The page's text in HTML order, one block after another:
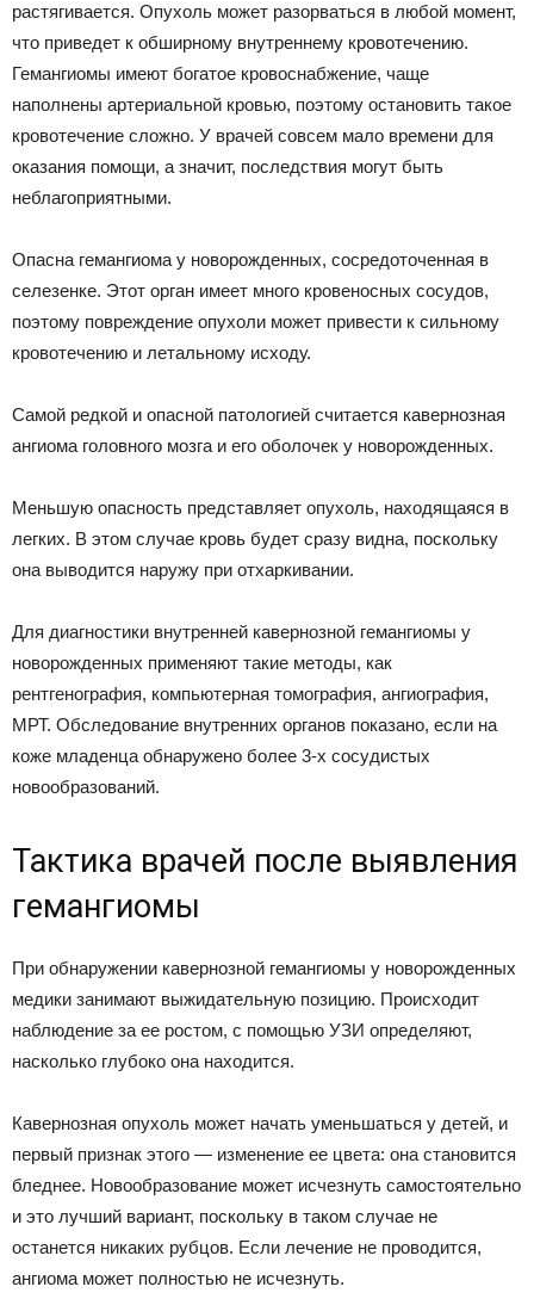
растягивается. Опухоль может разорваться в любой момент,
что приведет к обширному внутреннему кровотечению.
Гемангиомы имеют богатое кровоснабжение, чаще
наполнены артериальной кровью, поэтому остановить такое
кровотечение сложно. У врачей совсем мало времени для
оказания помощи, а значит, последствия могут быть
неблагоприятными.
Опасна гемангиома у новорожденных, сосредоточенная в
селезенке. Этот орган имеет много кровеносных сосудов,
поэтому повреждение опухоли может привести к сильному
кровотечению и летальному исходу.
Самой редкой и опасной патологией считается кавернозная
ангиома головного мозга и его оболочек у новорожденных.
Меньшую опасность представляет опухоль, находящаяся в
легких. В этом случае кровь будет сразу видна, поскольку
она выводится наружу при отхаркивании.
Для диагностики внутренней кавернозной гемангиомы у
новорожденных применяют такие методы, как
рентгенография, компьютерная томография, ангиография,
МРТ. Обследование внутренних органов показано, если на
коже младенца обнаружено более 3-х сосудистых
новообразований.
Тактика врачей после выявления
гемангиомы
При обнаружении кавернозной гемангиомы у новорожденных
медики занимают выжидательную позицию. Происходит
наблюдение за ее ростом, с помощью УЗИ определяют,
насколько глубоко она находится.
Кавернозная опухоль может начать уменьшаться у детей, и
первый признак этого — изменение ее цвета: она становится
бледнее. Новообразование может исчезнуть самостоятельно
и это лучший вариант, поскольку в таком случае не
останется никаких рубцов. Если лечение не проводится,
ангиома может полностью не исчезнуть.